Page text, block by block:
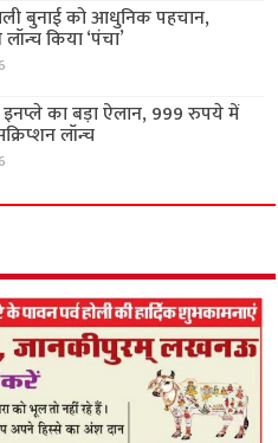
बुनाई को आधुनिक पहचान,
किया ‘पंचा’
इनप्ले का बड़ा ऐलान, 999 रुपये में
लॉन्च